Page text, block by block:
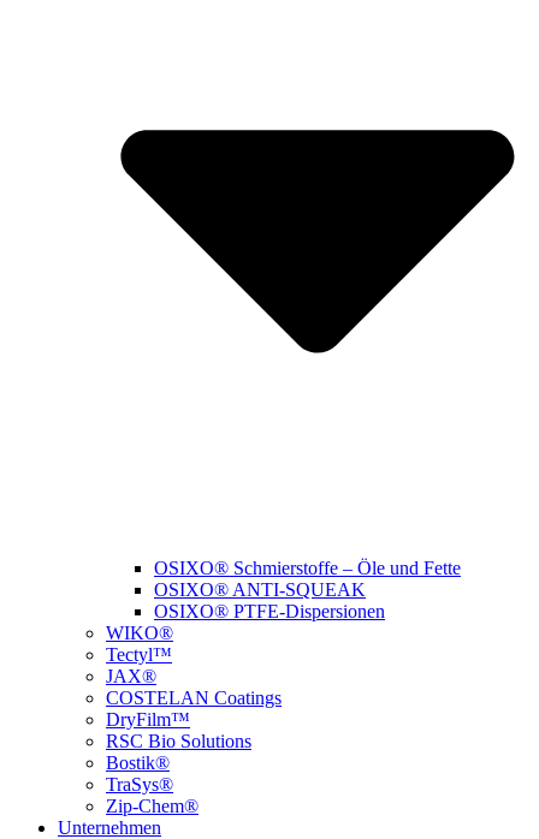
OSIXO® Schmierstoffe – Öle und Fette
OSIXO® ANTI-SQUEAK
OSIXO® PTFE-Dispersionen
WIKO®
Tectyl™
JAX®
COSTELAN Coatings
DryFilm™
RSC Bio Solutions
Bostik®
TraSys®
Zip-Chem®
Unternehmen